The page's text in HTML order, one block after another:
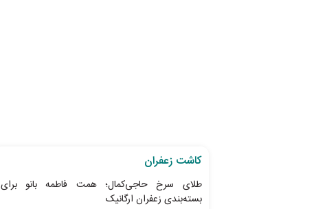
کاشت زعفران
طلای سرخ حاجی‌کمال؛ همت فاطمه بانو برای
بسته‌بندی زعفران ارگانیک